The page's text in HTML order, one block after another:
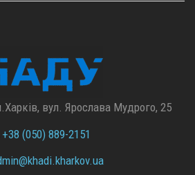
вул. Ярослава Мудрого, 25
(050) 889-2151
khadi.kharkov.ua